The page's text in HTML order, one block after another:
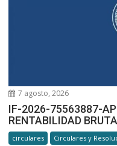
7 agosto, 2026
IF-2026-75563887-
RENTABILIDAD
circulares Circulares y